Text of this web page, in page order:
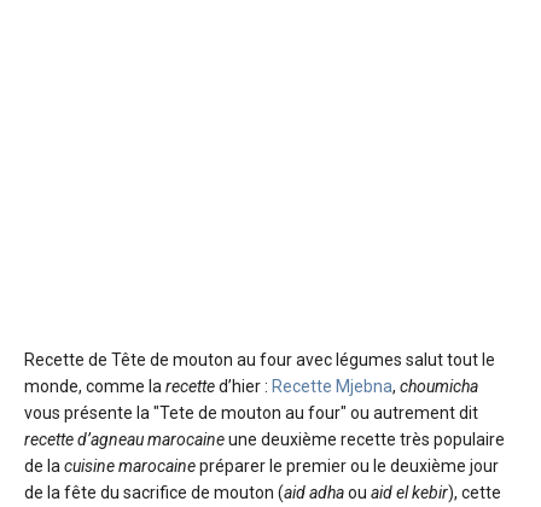
Recette de Tête de mouton au four avec légumes salut tout le
monde, comme larecetted’hier : Recette Mjebna, choumicha
vous présente la "Tete de mouton au four" ou autrement dit
recette d’agneau marocaineune deuxième recette très populaire
de lacuisine marocainepréparer le premier ou le deuxième jour
de la fête du sacrifice de mouton (aid adhaou aid el kebir), cette